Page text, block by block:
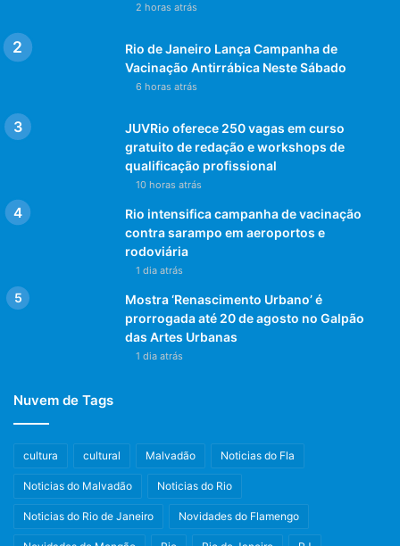
2 horas atrás
Rio de Janeiro Lança Campanha de
Vacinação Antirrábica Neste Sábado
6 horas atrás
JUVRio oferece 250 vagas em curso
gratuito de redação e workshops de
qualificação profissional
10 horas atrás
Rio intensifica campanha de vacinação
contra sarampo em aeroportos e
rodoviária
1 dia atrás
Mostra ‘Renascimento Urbano’ é
prorrogada até 20 de agosto no Galpão
das Artes Urbanas
1 dia atrás
Nuvem de Tags
cultura cultural Malvadão Noticias do Fla
Noticias do Malvadão Noticias do Rio
Noticias do Rio de Janeiro Novidades do Flamengo